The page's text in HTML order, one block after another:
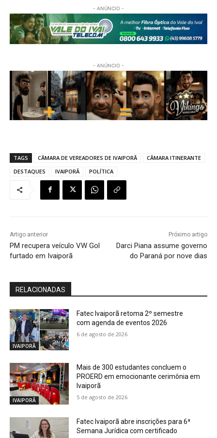
- ANÚNCIO -
- ANÚNCIO -
TAGS CÂMARA DE VEREADORES DE IVAIPORÃ
CÂMARA ITINERANTE
DESTAQUES
IVAIPORÃ POLÍTICA
Artigo anterior
PM recupera veículo VW Gol
furtado em Ivaiporã
Próximo artigo
Darci Piana assume governo
do Paraná por nove dias
RELACIONADAS
IVAIPORÃ
Fatec Ivaiporã retoma 2º semestre
com agenda de eventos 2026
6 de agosto de 2026
IVAIPORÃ
Mais de 300 estudantes concluem o
PROERD em emocionante cerimônia em
Ivaiporã
5 de agosto de 2026
Fatec Ivaiporã abre inscrições para 6ª
Semana Jurídica com certificado